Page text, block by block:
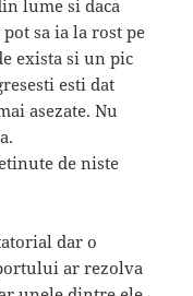
lume si daca
sa ia la rost pe
exista si un pic
esti dat
asezate. Nu
de niste
dar o
ar rezolva